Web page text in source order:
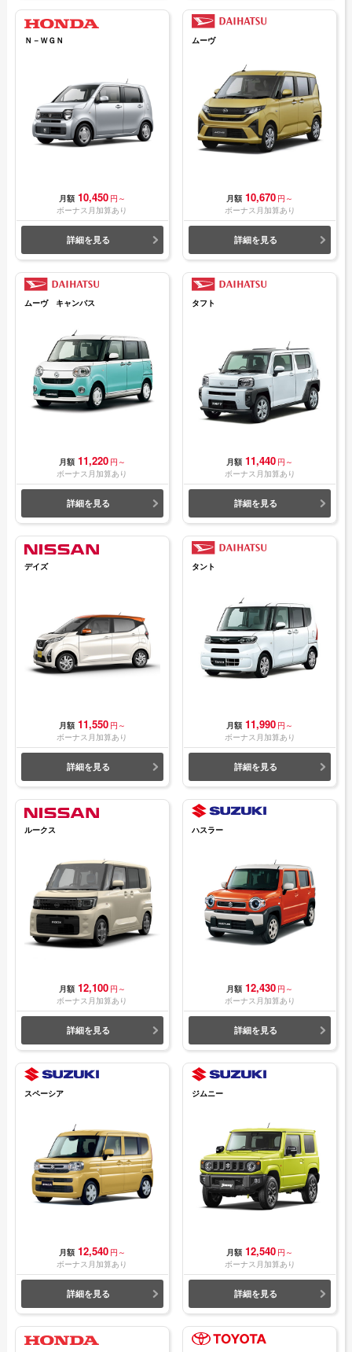
Ｎ－ＷＧＮ
月額 10,450 円～
ボーナス月加算あり
詳細を見る
ムーヴ
月額 10,670 円～
ボーナス月加算あり
詳細を見る
ムーヴ キャンバス
月額 11,220 円～
ボーナス月加算あり
詳細を見る
タフト
月額 11,440 円～
ボーナス月加算あり
詳細を見る
デイズ
月額 11,550 円～
ボーナス月加算あり
詳細を見る
タント
月額 11,990 円～
ボーナス月加算あり
詳細を見る
ルークス
月額 12,100 円～
ボーナス月加算あり
詳細を見る
ハスラー
月額 12,430 円～
ボーナス月加算あり
詳細を見る
スペーシア
月額 12,540 円～
ボーナス月加算あり
詳細を見る
ジムニー
月額 12,540 円～
ボーナス月加算あり
詳細を見る